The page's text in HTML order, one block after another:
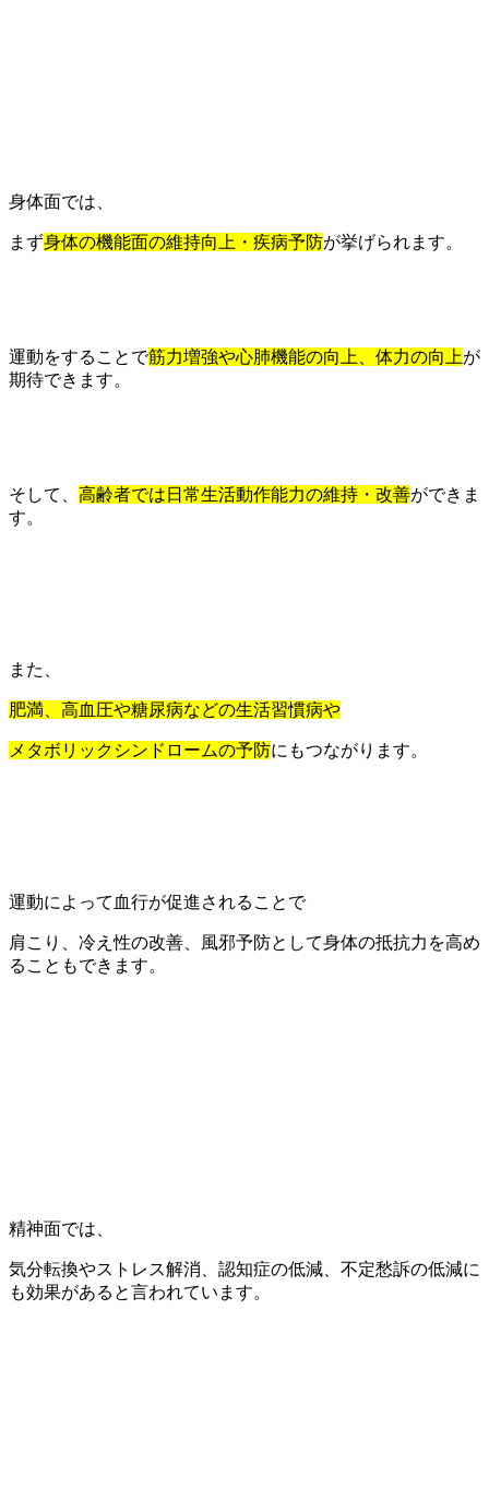
身体面では、
まず身体の機能面の維持向上・疾病予防が挙げられます。
運動をすることで筋力増強や心肺機能の向上、体力の向上が
期待できます。
そして、 高齢者では日常生活動作能力の維持・改善ができま
す。
また、
肥満、高血圧や糖尿病などの生活習慣病や
メタボリックシンドロームの予防にもつながります。
運動によって血行が促進されることで
肩こり、冷え性の改善、風邪予防として身体の抵抗力を高め
ることもできます。
精神面では、
気分転換やストレス解消、認知症の低減、不定愁訴の低減に
も効果があると言われています。